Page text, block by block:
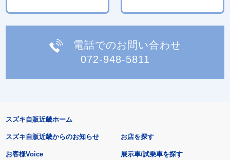
電話でのお問い合わせ
072-948-5811
スズキ自販近畿ホーム
スズキ自販近畿からのお知らせ
お客様Voice
お店を探す
展示車/試乗車を探す